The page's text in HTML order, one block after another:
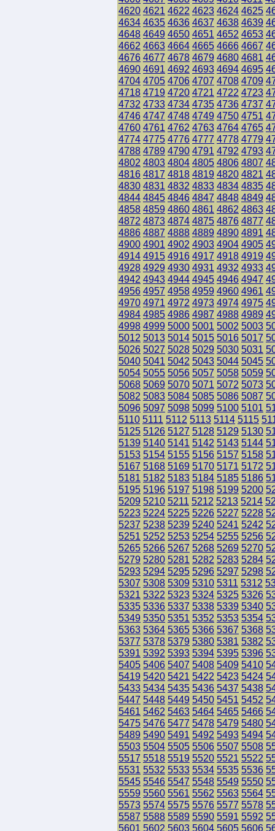
4620 4621 4622 4623 4624 4625
4634 4635 4636 4637 4638 4639
4648 4649 4650 4651 4652 4653
4662 4663 4664 4665 4666 4667
4676 4677 4678 4679 4680 4681
4690 4691 4692 4693 4694 4695
4704 4705 4706 4707 4708 4709
4718 4719 4720 4721 4722 4723
4732 4733 4734 4735 4736 4737
4746 4747 4748 4749 4750 4751
4760 4761 4762 4763 4764 4765
4774 4775 4776 4777 4778 4779
4788 4789 4790 4791 4792 4793
4802 4803 4804 4805 4806 4807
4816 4817 4818 4819 4820 4821
4830 4831 4832 4833 4834 4835
4844 4845 4846 4847 4848 4849
4858 4859 4860 4861 4862 4863
4872 4873 4874 4875 4876 4877
4886 4887 4888 4889 4890 4891
4900 4901 4902 4903 4904 4905
4914 4915 4916 4917 4918 4919
4928 4929 4930 4931 4932 4933
4942 4943 4944 4945 4946 4947
4956 4957 4958 4959 4960 4961
4970 4971 4972 4973 4974 4975
4984 4985 4986 4987 4988 4989
4998 4999 5000 5001 5002 5003
5012 5013 5014 5015 5016 5017
5026 5027 5028 5029 5030 5031
5040 5041 5042 5043 5044 5045
5054 5055 5056 5057 5058 5059
5068 5069 5070 5071 5072 5073
5082 5083 5084 5085 5086 5087
5096 5097 5098 5099 5100 5101
5110 5111 5112 5113 5114 5115
5125 5126 5127 5128 5129 5130
5139 5140 5141 5142 5143 5144
5153 5154 5155 5156 5157 5158
5167 5168 5169 5170 5171 5172
5181 5182 5183 5184 5185 5186
5195 5196 5197 5198 5199 5200
5209 5210 5211 5212 5213 5214
5223 5224 5225 5226 5227 5228
5237 5238 5239 5240 5241 5242
5251 5252 5253 5254 5255 5256
5265 5266 5267 5268 5269 5270
5279 5280 5281 5282 5283 5284
5293 5294 5295 5296 5297 5298
5307 5308 5309 5310 5311 5312
5321 5322 5323 5324 5325 5326
5335 5336 5337 5338 5339 5340
5349 5350 5351 5352 5353 5354
5363 5364 5365 5366 5367 5368
5377 5378 5379 5380 5381 5382
5391 5392 5393 5394 5395 5396
5405 5406 5407 5408 5409 5410
5419 5420 5421 5422 5423 5424
5433 5434 5435 5436 5437 5438
5447 5448 5449 5450 5451 5452
5461 5462 5463 5464 5465 5466
5475 5476 5477 5478 5479 5480
5489 5490 5491 5492 5493 5494
5503 5504 5505 5506 5507 5508
5517 5518 5519 5520 5521 5522
5531 5532 5533 5534 5535 5536
5545 5546 5547 5548 5549 5550
5559 5560 5561 5562 5563 5564
5573 5574 5575 5576 5577 5578
5587 5588 5589 5590 5591 5592
5601 5602 5603 5604 5605 5606